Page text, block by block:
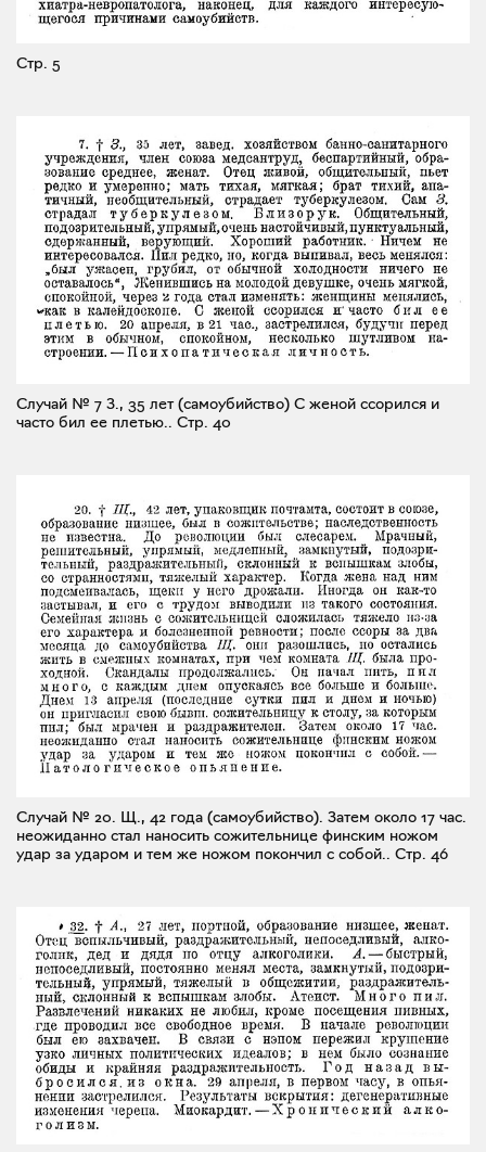
Стр. 5
Случай № 7 З., 35 лет (самоубийство) С женой ссорился и
часто бил ее плетью.. Стр. 40
Случай № 20. Щ., 42 года (самоубийство). Затем около 17 час.
неожиданно стал наносить сожительнице финским ножом
удар за ударом и тем же ножом покончил с собой.. Стр. 46